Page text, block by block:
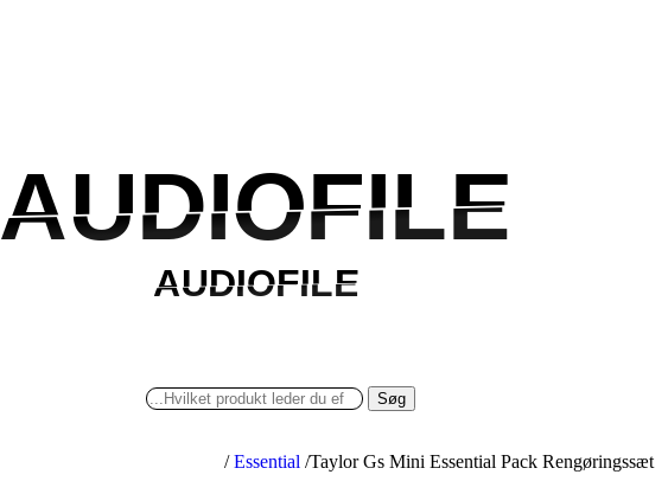
AUDIOFILE
AUDIOFILE
AUDIOFILE
AUDIOFILE
Søg
/ Essential /Taylor Gs Mini Essential Pack Rengøringssæt